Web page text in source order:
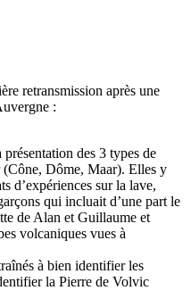
retransmission après une
:
des 3 types de
(Cône, Dôme, Maar). Elles y
d’expériences sur la lave,
qui incluait d’une part le
de Alan et Guillaume et
volcaniques vues à
à bien identifier les
la Pierre de Volvic